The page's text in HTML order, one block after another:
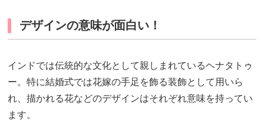
デザインの意味が面白い！
インドでは伝統的な文化として親しまれているヘナタトゥ
ー。特に結婚式では花嫁の手足を飾る装飾として用いら
れ、描かれる花などのデザインはそれぞれ意味を持ってい
ます。